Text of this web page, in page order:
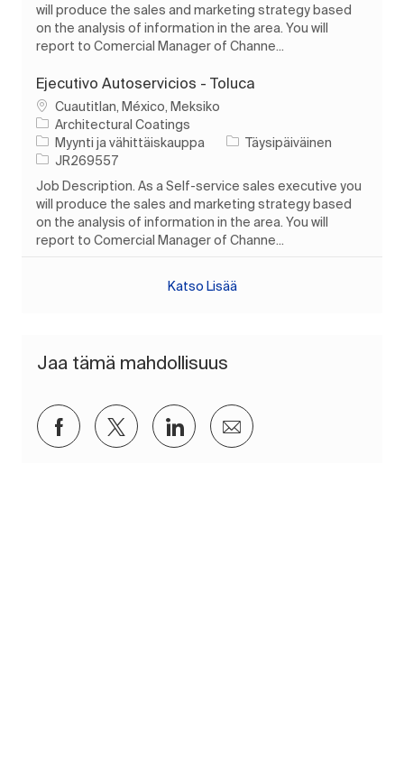
will produce the sales and marketing strategy based
on the analysis of information in the area. You will
report to Comercial Manager of Channe...
Ejecutivo Autoservicios - Toluca
PaikkaCuautitlan, México, Meksiko
Architectural Coatings
Luokka
Myynti ja vähittäiskauppa Työn tyyppi
Täysipäiväinen
Työn tunnus
JR269557
Job Description. As a Self-service sales executive you
will produce the sales and marketing strategy based
on the analysis of information in the area. You will
report to Comercial Manager of Channe...
Katso Lisää
Jaa tämä mahdollisuus
Jaa Facebookin kautta
Jaa Twitterissä
Jaa LinkedInin kautta
Jaa sähköpostitse